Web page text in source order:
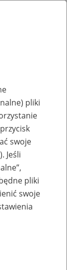
50+
pliki
swoje
Jeśli
pliki
swoje